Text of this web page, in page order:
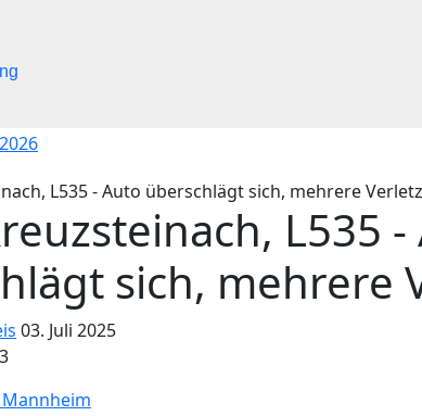
L535 -
sich, mehrere
03. Juli 2025